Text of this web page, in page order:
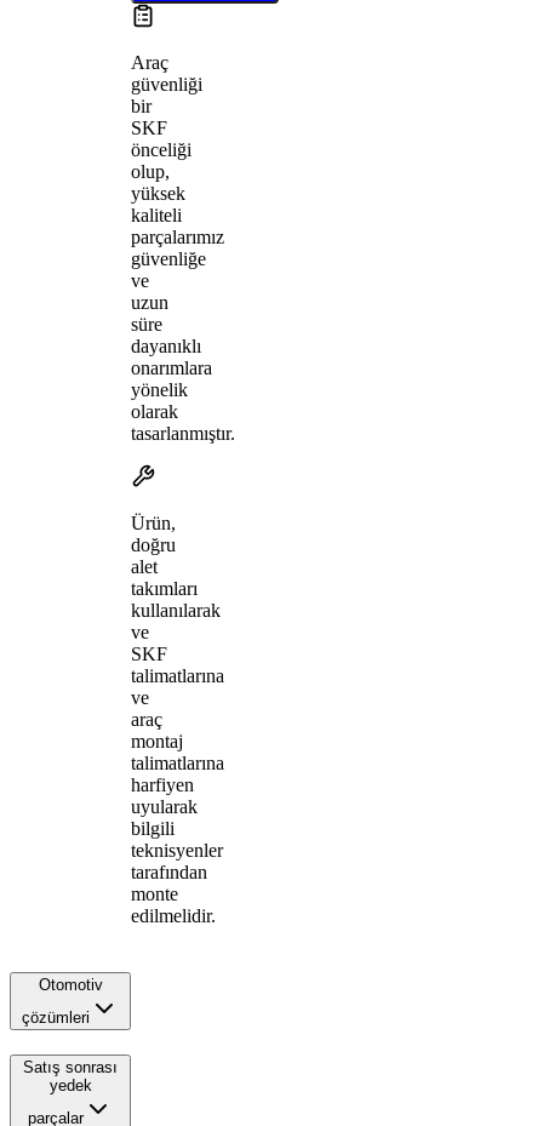
Araç
güvenliği
bir
SKF
önceliği
olup,
yüksek
kaliteli
parçalarımız
güvenliğe
ve
uzun
süre
dayanıklı
onarımlara
yönelik
olarak
tasarlanmıştır.
Ürün,
doğru
alet
takımları
kullanılarak
ve
SKF
talimatlarına
ve
araç
montaj
talimatlarına
harfiyen
uyularak
bilgili
teknisyenler
tarafından
monte
edilmelidir.
Otomotiv
çözümleri
Satış sonrası
yedek
parçalar